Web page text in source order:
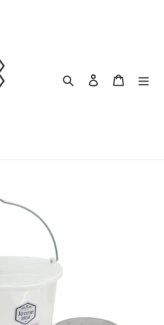
ค้นหา เข้าสู่ระบบตะกร้าสิ